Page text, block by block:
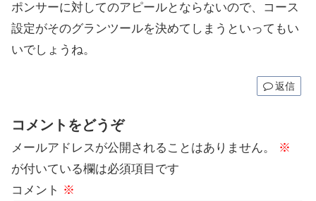
ポンサーに対してのアピールとならないので、コース
設定がそのグランツールを決めてしまうといってもい
いでしょうね。
返信
コメントをどうぞ
メールアドレスが公開されることはありません。
※
が付いている欄は必須項目です
コメント ※